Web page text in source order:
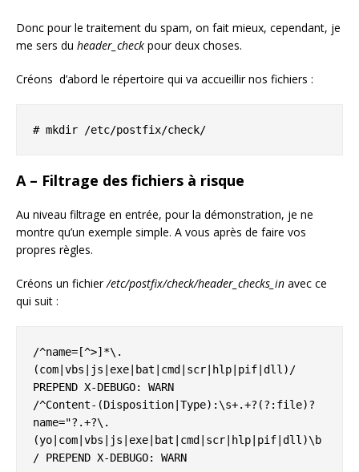
Donc pour le traitement du spam, on fait mieux, cependant, je
me sers du header_check pour deux choses.
Créons d’abord le répertoire qui va accueillir nos fichiers :
# mkdir /etc/postfix/check/
A – Filtrage des fichiers à risque
Au niveau filtrage en entrée, pour la démonstration, je ne
montre qu’un exemple simple. A vous après de faire vos
propres règles.
Créons un fichier/etc/postfix/check/header_checks_in avec ce
qui suit :
/^name=[^>]*\.
(com|vbs|js|exe|bat|cmd|scr|hlp|pif|dll)/
PREPEND X-DEBUGO: WARN
/^Content-(Disposition|Type):\s+.+?(?:file)?
name="?.+?\.
(yo|com|vbs|js|exe|bat|cmd|scr|hlp|pif|dll)\b
/ PREPEND X-DEBUGO: WARN